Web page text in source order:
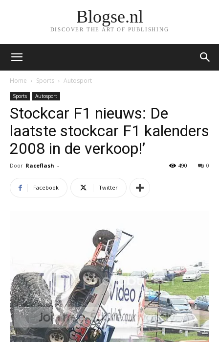
Blogse.nl
DISCOVER THE ART OF PUBLISHING
Home Sports Autosport
Sports Autosport
Stockcar F1 nieuws: De
laatste stockcar F1 kalenders
2008 in de verkoop!’
Door Raceflash - 0
490
Facebook Twitter